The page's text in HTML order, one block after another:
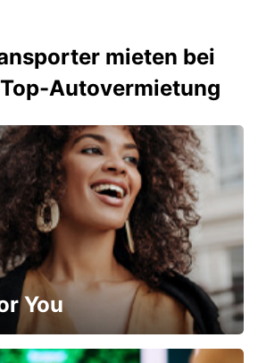
mieten bei
Autovermietung
You